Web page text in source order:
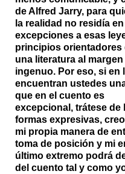
de Alfred Jarry, para
la realidad no residía
excepciones a esas
principios orientadores
una literatura al
ingenuo. Por eso, si en
encuentran ustedes
que en el cuento es
excepcional, trátese de
formas expresivas,
mi propia manera de
toma de posición y mi
último extremo podrá
del cuento tal y como